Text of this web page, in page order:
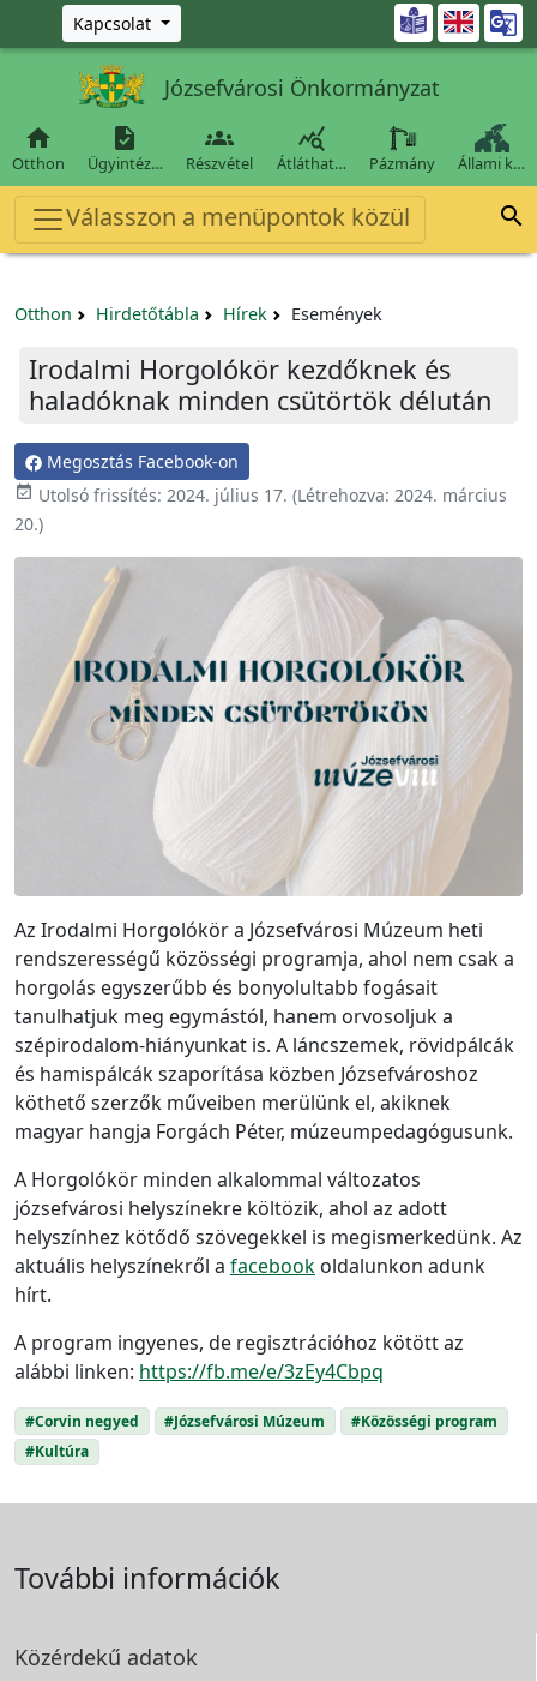
Ugrás a fő tartalomra
Kapcsolat 
Józsefvárosi Önkormányzat

Otthon

Ügyintéz…

Részvétel

Átláthat… Pázmány Állami k…
Válasszon a menüpontok közül 
Otthon Hirdetőtábla Hírek Események
Irodalmi Horgolókör kezdőknek és
haladóknak minden csütörtök délután
Megosztás Facebook-on
 Utolsó frissítés: 2024. július 17. (Létrehozva: 2024. március
20.)
Az Irodalmi Horgolókör a Józsefvárosi Múzeum heti
rendszerességű közösségi programja, ahol nem csak a
horgolás egyszerűbb és bonyolultabb fogásait
tanulhatjuk meg egymástól, hanem orvosoljuk a
szépirodalom-hiányunkat is. A láncszemek, rövidpálcák
és hamispálcák szaporítása közben Józsefvároshoz
köthető szerzők műveiben merülünk el, akiknek
magyar hangja Forgách Péter, múzeumpedagógusunk.
A Horgolókör minden alkalommal változatos
józsefvárosi helyszínekre költözik, ahol az adott
helyszínhez kötődő szövegekkel is megismerkedünk. Az
aktuális helyszínekről a facebook oldalunkon adunk
hírt.
A program ingyenes, de regisztrációhoz kötött az
alábbi linken: https://fb.me/e/3zEy4Cbpq
#Corvin negyed #Józsefvárosi Múzeum
#Közösségi program
#Kultúra
További információk
Közérdekű adatok